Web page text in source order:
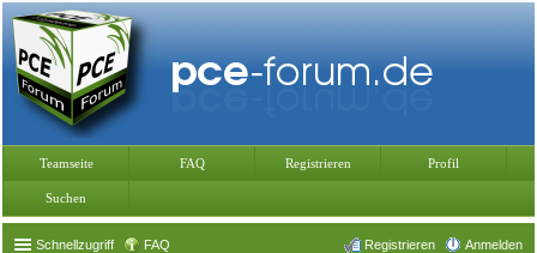
Teamseite FAQ Registrieren Profil
Suchen
Schnellzugriff FAQ Anmelden
Registrieren